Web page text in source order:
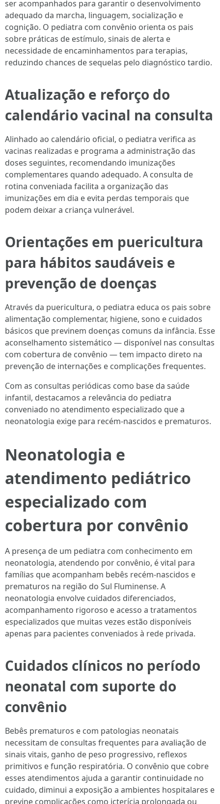
ser acompanhados para garantir o desenvolvimento
adequado da marcha, linguagem, socialização e
cognição. O pediatra com convênio orienta os pais
sobre práticas de estímulo, sinais de alerta e
necessidade de encaminhamentos para terapias,
reduzindo chances de sequelas pelo diagnóstico tardio.
Atualização e reforço do
calendário vacinal na consulta
Alinhado ao calendário oficial, o pediatra verifica as
vacinas realizadas e programa a administração das
doses seguintes, recomendando imunizações
complementares quando adequado. A consulta de
rotina conveniada facilita a organização das
imunizações em dia e evita perdas temporais que
podem deixar a criança vulnerável.
Orientações em puericultura
para hábitos saudáveis e
prevenção de doenças
Através da puericultura, o pediatra educa os pais sobre
alimentação complementar, higiene, sono e cuidados
básicos que previnem doenças comuns da infância. Esse
aconselhamento sistemático — disponível nas consultas
com cobertura de convênio — tem impacto direto na
prevenção de internações e complicações frequentes.
Com as consultas periódicas como base da saúde
infantil, destacamos a relevância do pediatra
conveniado no atendimento especializado que a
neonatologia exige para recém-nascidos e prematuros.
Neonatologia e
atendimento pediátrico
especializado com
cobertura por convênio
A presença de um pediatra com conhecimento em
neonatologia, atendendo por convênio, é vital para
famílias que acompanham bebês recém-nascidos e
prematuros na região do Sul Fluminense. A
neonatologia envolve cuidados diferenciados,
acompanhamento rigoroso e acesso a tratamentos
especializados que muitas vezes estão disponíveis
apenas para pacientes conveniados à rede privada.
Cuidados clínicos no período
neonatal com suporte do
convênio
Bebês prematuros e com patologias neonatais
necessitam de consultas frequentes para avaliação de
sinais vitais, ganho de peso progressivo, reflexos
primitivos e função respiratória. O convênio que cobre
esses atendimentos ajuda a garantir continuidade no
cuidado, diminui a exposição a ambientes hospitalares e
previne complicações como icterícia prolongada ou